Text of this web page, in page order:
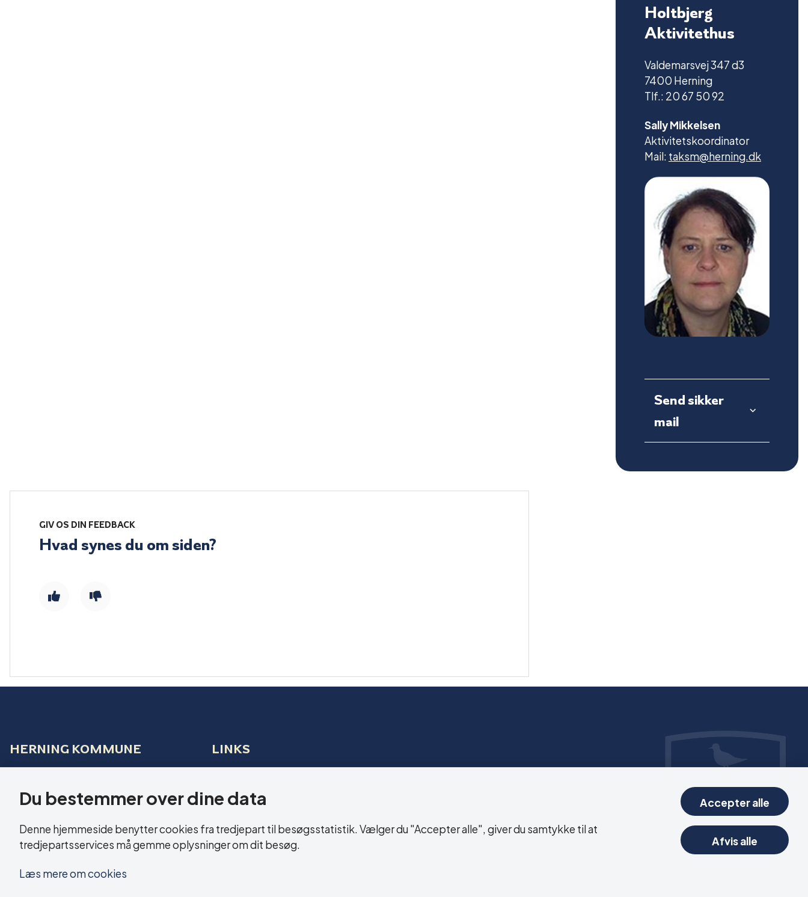
Holtbjerg
Aktivitethus
Valdemarsvej 347 d3
7400 Herning
Tlf.: 20 67 50 92
Sally Mikkelsen
Aktivitetskoordinator
Mail:taksm@herning.dk
Send sikker
mail
GIV OS DIN FEEDBACK
Hvad synes du om siden?
HERNING KOMMUNE
Bethaniagade 3B
7400 Herning
CVR: 29 18 99 19
LINKS
Cookies
Du bestemmer over dine data
Denne hjemmeside benytter cookies fra tredjepart til besøgsstatistik. Vælger du "Accepter alle", giver du samtykke til at
tredjepartsservices må gemme oplysninger om dit besøg.
Læs mere om cookies
Accepter alle
Afvis alle